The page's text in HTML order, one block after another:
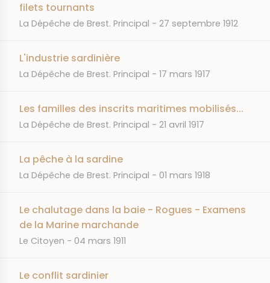
filets tournants
JOURNAL
La Dépêche de Brest. Principal DATE
27 septembre 1912
L'industrie sardinière
JOURNAL
La Dépêche de Brest. Principal DATE
17 mars 1917
Les familles des inscrits maritimes mobilisés...
JOURNAL
La Dépêche de Brest. Principal DATE
21 avril 1917
La pêche à la sardine
JOURNAL
La Dépêche de Brest. Principal DATE
01 mars 1918
Le chalutage dans la baie - Rogues - Examens
de la Marine marchande
JOURNAL
Le Citoyen DATE
04 mars 1911
Le conflit sardinier